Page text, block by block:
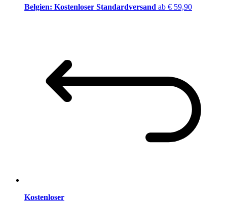
Belgien: Kostenloser Standardversand ab € 59,90
Kostenloser